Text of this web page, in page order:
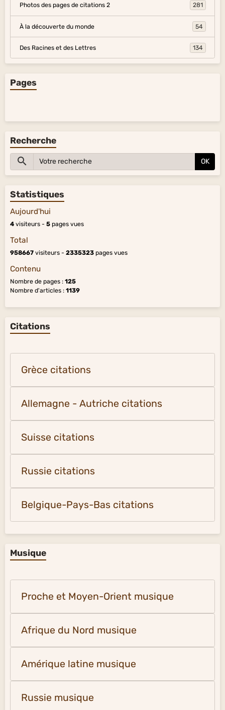
Photos des pages de citations 2 281
À la découverte du monde 54
Des Racines et des Lettres 134
Pages
Recherche
OK
Statistiques
Aujourd'hui
4 visiteurs - 5 pages vues
Total
958667 visiteurs - 2335323 pages vues
Contenu
Nombre de pages : 125
Nombre d'articles : 1139
Citations
Grèce citations
Allemagne - Autriche citations
Suisse citations
Russie citations
Belgique-Pays-Bas citations
Musique
Proche et Moyen-Orient musique
Afrique du Nord musique
Amérique latine musique
Russie musique